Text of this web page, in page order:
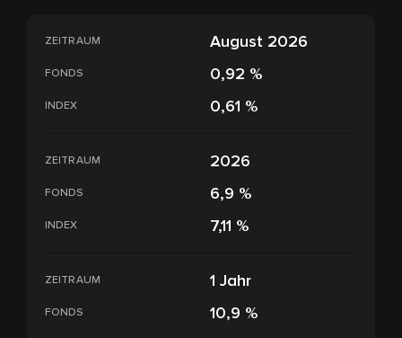
ZEITRAUM August 2026
FONDS 0,92 %
INDEX 0,61 %
ZEITRAUM 2026
FONDS 6,9 %
INDEX 7,11 %
ZEITRAUM 1 Jahr
FONDS 10,9 %